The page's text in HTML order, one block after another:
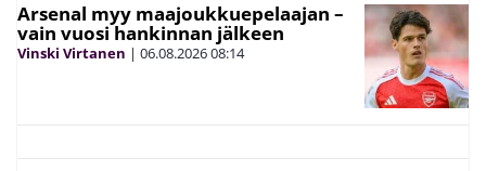
Arsenal myy maajoukkuepelaajan –
vain vuosi hankinnan jälkeen
Vinski Virtanen | 06.08.202608:14